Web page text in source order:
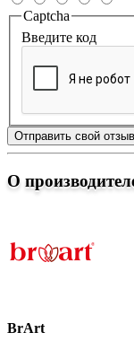
Captcha
Введите код
Отправить свой отзыв
О
BrArt